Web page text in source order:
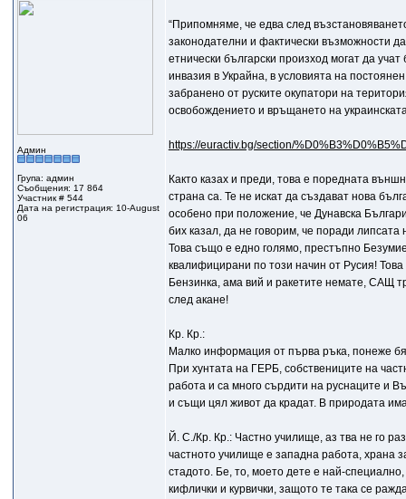
Админ
Група: админ
Съобщения: 17 864
Участник # 544
Дата на регистрация: 10-August
06
“Припомняме, че едва след
законодателни и фактически възможности
етнически български произход могат да
инвазия в Украйна, в условията на
забранено от руските окупатори на
освобождението и връщането на
https://euractiv.bg/section/
Както казах и преди, това е поредната
страна са. Те не искат да създават нова
особено при положение, че Дунавска
бих казал, да не говорим, че поради
Това също е едно голямо, престъпно
квалифицирани по този начин от Русия!
Бензинка, ама вий и ракетите немате, САЩ
след акане!
Кр. Кр.:
Малко информация от първа ръка, понеже
При хунтата на ГЕРБ, собствениците на
работа и са много сърдити на руснаците и
и същи цял живот да крадат. В природата
Й. С./Кр. Кр.: Частно училище, аз тва не го
частното училище е западна работа, храна
стадото. Бе, то, моето дете е най-
кифлички и курвички, защото те така се